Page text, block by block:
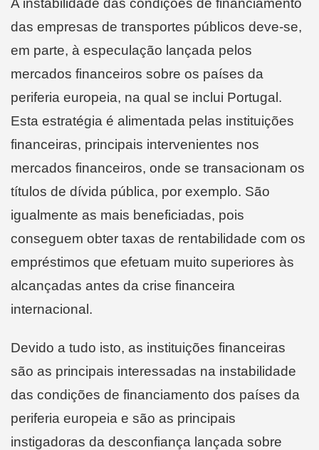
das empresas de transportes públicos deve-se,
em parte, à especulação lançada pelos
mercados financeiros sobre os países da
periferia europeia, na qual se inclui Portugal.
Esta estratégia é alimentada pelas instituições
financeiras, principais intervenientes nos
mercados financeiros, onde se transacionam os
títulos de dívida pública, por exemplo. São
igualmente as mais beneficiadas, pois
conseguem obter taxas de rentabilidade com os
empréstimos que efetuam muito superiores às
alcançadas antes da crise financeira
internacional.
Devido a tudo isto, as instituições financeiras
são as principais interessadas na instabilidade
das condições de financiamento dos países da
periferia europeia e são as principais
instigadoras da desconfiança lançada sobre